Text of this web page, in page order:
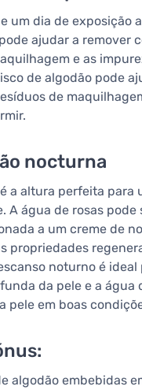
um dia de exposição
ajudar a remover
e as
de algodão pode
de
nocturna
a altura perfeita para
A água de rosas pode
a um creme de
propriedades
noturno é ideal
da pele e a água
pele em boas
algodão embebidas